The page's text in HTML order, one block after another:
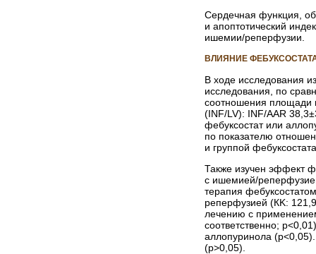
Сердечная функция,
и апоптотический
ишемии/реперфузии.
ВЛИЯНИЕ
В ходе исследования
исследования, по
соотношения площади
(INF/LV): INF/AAR
фебуксостат или
по показателю
и группой
Также изучен эффект
с ишемией/
терапия
реперфузией (КK:
лечению с
соответственно;
аллопуринола
(р>0,05).